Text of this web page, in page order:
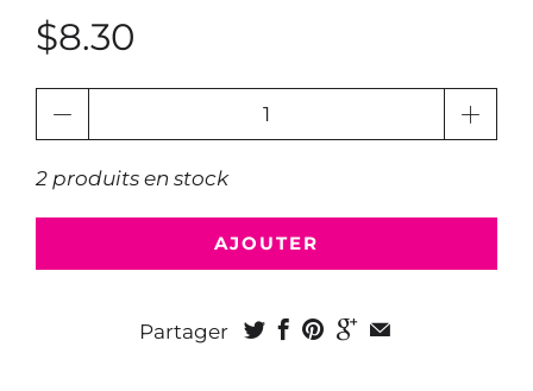
$8.30
2 produits en stock
AJOUTER
Partager